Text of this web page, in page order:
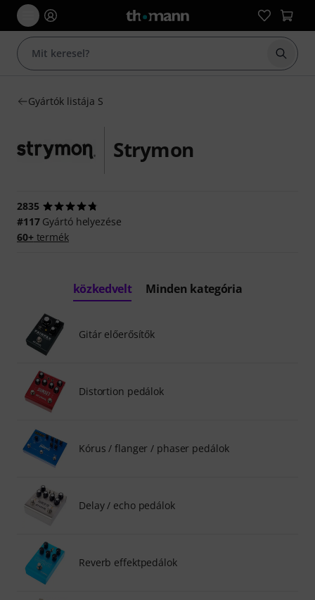
Gyártók listája S
Strymon
2835
#117Gyártó helyezése
60+termék
közkedvelt Minden kategória
Gitár előerősítők
Distortion pedálok
Kórus / flanger / phaser pedálok
Delay / echo pedálok
Reverb effektpedálok